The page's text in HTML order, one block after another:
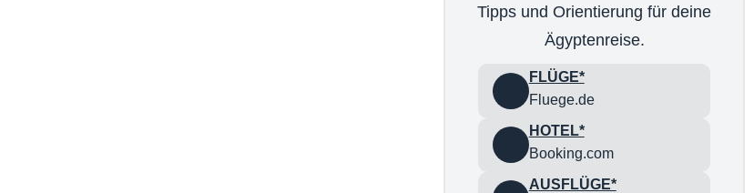
Tipps und Orientierung für deine
Ägyptenreise.
FLÜGE*
Fluege.de
HOTEL*
Booking.com
AUSFLÜGE*